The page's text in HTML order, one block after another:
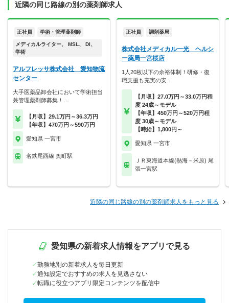
近隣の同じ路線の別の薬剤師求人
正社員 学術・管理薬剤師
メディカルライター、 MSL、 DI、
学術
アルフレッサ株式会社 愛知物流
センター
大手医薬品卸会社において学術担当
兼管理薬剤師募集！…
【月収】29.1万円～36.3万円
【年収】470万円～590万円
愛知県 一宮市
名鉄尾西線 奥町駅
正社員 調剤薬局
株式会社メディカル一光 ヘルシ
ー薬局一宮桜店
1人20枚以下の余裕体制！研修・復
職支援も充実の安…
【月収】27.0万円～33.0万円程
度 24歳～モデル
【年収】450万円～520万円程
度 30歳～モデル
【時給】1,800円～
愛知県 一宮市
ＪＲ東海道本線(熱海－米原) 尾
張一宮駅
近隣の同じ路線の別の薬剤師求人をもっと見る
愛知県の新着求人情報をアプリで見る
勤務地別の新着求人を毎日更新
通知設定でおすすめの求人を見逃さない
転職に役立つアプリ限定コンテンツを配信中